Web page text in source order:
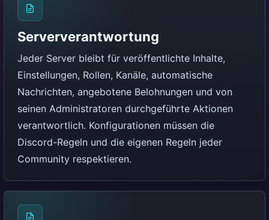
Serververantwortung
Jeder Server bleibt für veröffentlichte Inhalte,
Einstellungen, Rollen, Kanäle, automatische
Nachrichten, angebotene Belohnungen und von
seinen Administratoren durchgeführte Aktionen
verantwortlich. Konfigurationen müssen die
Discord-Regeln und die eigenen Regeln jeder
Community respektieren.